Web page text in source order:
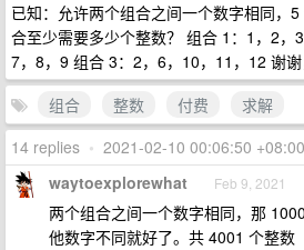
已知：允许两个组合之间一个数字相同，
合至少需要多少个整数？ 组合 1：1，2，
7，8，9 组合 3：2，6，10，11，12 谢谢
组合
整数 付费
求解
14 replies • 2021-02-10 00:06:50 +08:00
waytoexplorewhat Feb 9, 2021
两个组合之间一个数字相同，那
他数字不同就好了。共 4001 个整数